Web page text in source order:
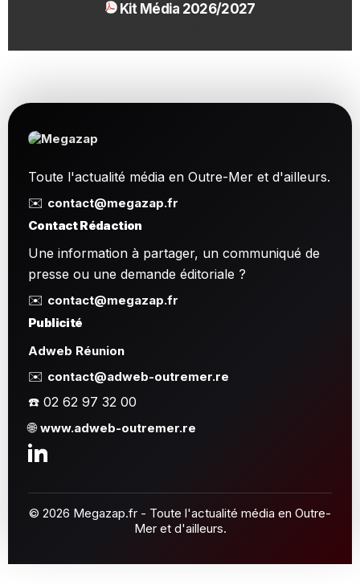
Kit Média 2026/2027
Toute l'actualité média en Outre-Mer et d'ailleurs.
✉️ contact@megazap.fr
Contact Rédaction
Une information à partager, un communiqué de
presse ou une demande éditoriale ?
✉️ contact@megazap.fr
Publicité
Adweb Réunion
✉️ contact@adweb-outremer.re
☎️ 02 62 97 32 00
🌐www.adweb-outremer.re
© 2026 Megazap.fr - Toute l'actualité média en Outre-
Mer et d'ailleurs.